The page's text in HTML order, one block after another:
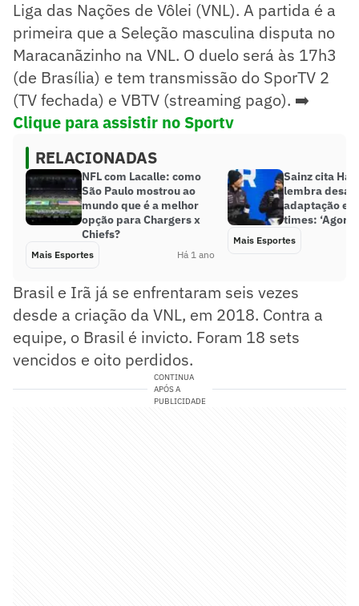
Liga das Nações de Vôlei (VNL). A partida é a
primeira que a Seleção masculina disputa no
Maracanãzinho na VNL. O duelo será às 17h3
(de Brasília) e tem transmissão do SporTV 2
(TV fechada) e VBTV (streaming pago). ➡️
Clique para assistir no Sportv
RELACIONADAS
NFL com Lacalle: como
São Paulo mostrou ao
mundo que é a melhor
opção para Chargers x
Chiefs?
Mais Esportes Há 1 ano
Sainz cita
lembra
adaptação
times: ‘Agora
Mais Esportes
Brasil e Irã já se enfrentaram seis vezes
desde a criação da VNL, em 2018. Contra a
equipe, o Brasil é invicto. Foram 18 sets
vencidos e oito perdidos.
CONTINUA
APÓS A
PUBLICIDADE